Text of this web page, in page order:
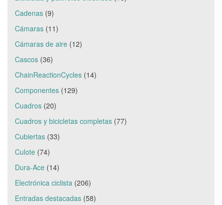
Cadenas (9)
Cámaras (11)
Cámaras de aire (12)
Cascos (36)
ChainReactionCycles (14)
Componentes (129)
Cuadros (20)
Cuadros y bicicletas completas (77)
Cubiertas (33)
Culote (74)
Dura-Ace (14)
Electrónica ciclista (206)
Entradas destacadas (58)